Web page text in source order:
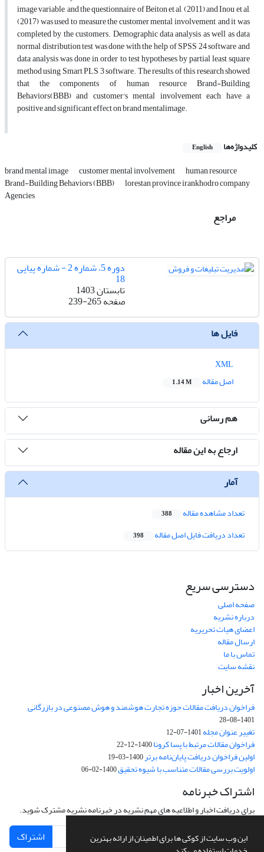
این وب سایت از کوکی ها برای اطمینان از ارائه بهترین
image variable, and the questionnaire of Beiton et al, (2011) and Inou et al,
(2017) was used to measure the customer mental involvement, and it was
completed by the customers. Demographic data analysis as well as data
normal distribution test was done with the help of SPSS 24 software and
data analysis was done in order to test hypotheses by partial least square
method using Smart PLS 3 software. The results of this research showed
that the components of human resource Brand-Building
Behaviors(BBB) and customer's mental involvement each have a
positive and significant effect on brand mental‌‌‌‌‌‌image.
کلیدواژه‌ها English
brand mental image customer mental involvement human resource
Brand-Building Behaviors (BBB) lorestan province irankhodro company
Agencies
مراجع
دوره 5، شماره 2 - شماره پیاپی
18
تابستان 1403
صفحه239-265
فایل ها
اصل مقاله
1.14 M
هم رسانی
ارجاع به این مقاله
آمار
تعداد مشاهده مقاله 388
تعداد دریافت فایل اصل مقاله 398
دسترسی سریع
صفحه اصلی
درباره نشریه
اعضای هیات تحریریه
ارسال مقاله
تماس با ما
نقشه سایت
آخرین اخبار
فراخوان دریافت مقالات حوزه تجارت هوشمند و هوش مصنوعی در بازرگانی
1401-08-28
تغییر عنوان مجله1401-07-12
فراخوان مقالات مرتبط با پسا کرونا1400-12-22
اولین فراخوان دریافت پایان‌نامه برتر1400-03-19
اولویت بررسی مقالات متناسب با شیوه تحقیق1400-02-06
اشتراک خبرنامه
برای دریافت اخبار و اطلاعیه های مهم نشریه در خبرنامه نشریه مشترک شوید.
اشتراک